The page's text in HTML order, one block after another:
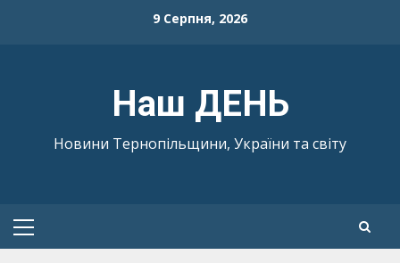
9 Серпня, 2026
Наш ДЕНЬ
Новини Тернопільщини, України та світу
Primary